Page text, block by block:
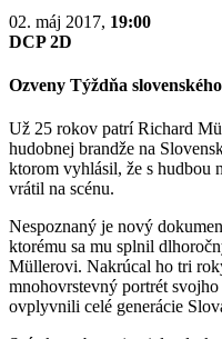
02. máj 2017, 19:00
DCP 2D
Ozveny Týždňa
Už 25 rokov patrí Richard
hudobnej brandže na
ktorom vyhlásil, že s hudbou
vrátil na scénu.
Nespoznaný je nový
ktorému sa mu splnil
Müllerovi. Nakrúcal ho tri
mnohovrstevný portrét
ovplyvnili celé generácie